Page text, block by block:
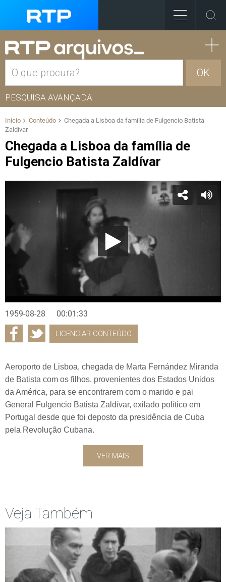
OK
PESQUISA AVANÇADA
Início Conteúdo
Chegada a Lisboa da família de Fulgencio Batista
Zaldívar
Chegada a Lisboa da família de
Fulgencio Batista Zaldívar
1959-08-28 00:01:33
LICENCIAR CONTEÚDO
Aeroporto de Lisboa, chegada de Marta Fernández Miranda
de Batista com os filhos, provenientes dos Estados Unidos
da América, para se encontrarem com o marido e pai
General Fulgencio Batista Zaldívar, exilado político em
Portugal desde que foi deposto da presidência de Cuba
pela Revolução Cubana.
VER MAIS
Veja Também